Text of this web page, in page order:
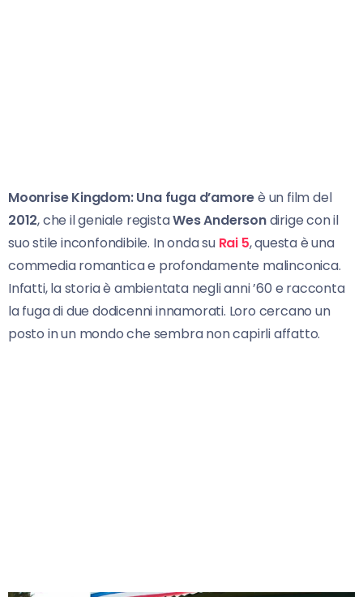
Moonrise Kingdom: Una fuga d’amoreè un film del
2012, che il geniale registaWes Andersondirige con il
suo stile inconfondibile. In onda su Rai 5, questa è una
commedia romantica e profondamente malinconica.
Infatti, la storia è ambientata negli anni ’60 e racconta
la fuga di due dodicenni innamorati. Loro cercano un
posto in un mondo che sembra non capirli affatto.